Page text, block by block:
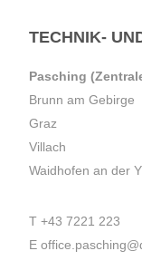
TECHNIK-
Pasching
Brunn am Gebirge
Graz
Villach
Waidhofen an der
T +43 7221 223
E